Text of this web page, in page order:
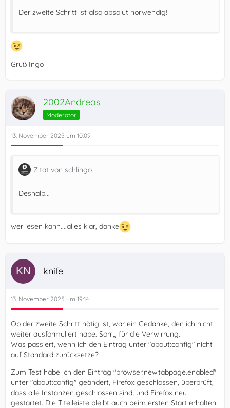
Der zweite Schritt ist also absolut norwendig!
Gruß Ingo
2002Andreas
Moderator
13. November 2025 um 10:09
Zitat von schlingo
Deshalb...
wer lesen kann....alles klar, danke
knife
13. November 2025 um 19:14
Ob der zweite Schritt nötig ist, war ein Gedanke, den ich nicht
weiter ausformuliert habe. Sorry für die Verwirrung.
Was passiert, wenn ich den Eintrag unter "about:config" nicht
auf Standard zurücksetze?
Zum Test habe ich den Eintrag "browser.newtabpage.enabled"
unter "about:config" geändert, Firefox geschlossen, überprüft,
dass alle Instanzen geschlossen sind, und Firefox neu
gestartet. Die Titelleiste bleibt auch beim ersten Start erhalten.